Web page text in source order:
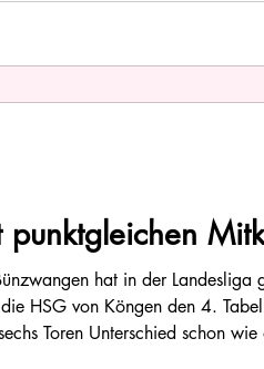
punktgleichen
hat in der
HSG von Köngen den 4.
Toren Unterschied schon